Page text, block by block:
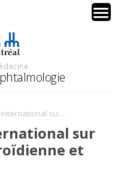
2e Symposium international sur l’angiogenèse choroïdienne et rétinienne
sur
et